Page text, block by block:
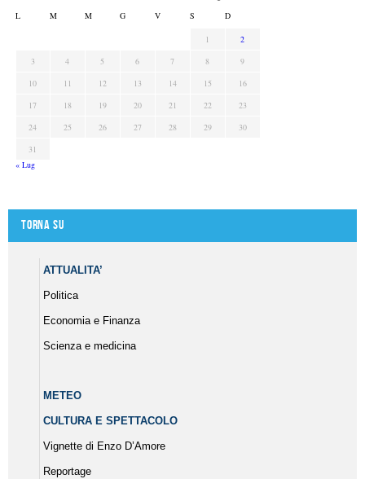
L M M G V S D
1
2
3
4 5 6 7 8
9
10
11 12 13 14 15
16
17
18 19 20 21 22
23
24
25 26 27 28 29
30
31
« Lug
Torna su
ATTUALITA’
Politica
Economia e Finanza
Scienza e medicina
METEO
CULTURA E SPETTACOLO
Vignette di Enzo D’Amore
Reportage